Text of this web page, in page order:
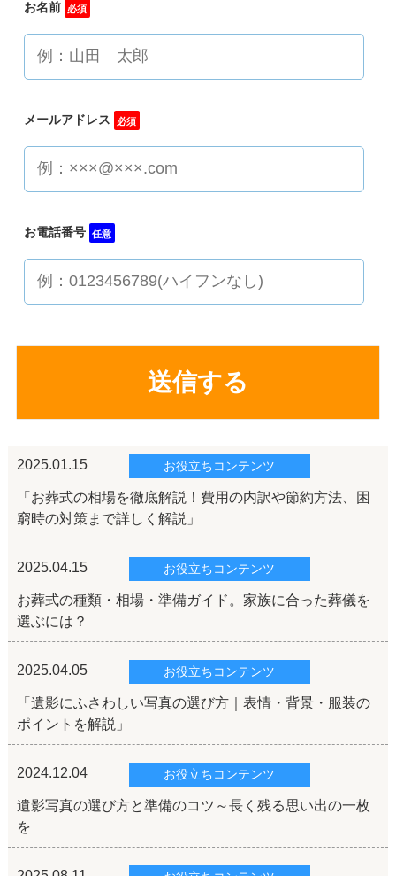
お名前 必須
メールアドレス 必須
お電話番号 任意
2025.01.15 お役立ちコンテンツ
「お葬式の相場を徹底解説！費用の内訳や節約方法、困
窮時の対策まで詳しく解説」
2025.04.15 お役立ちコンテンツ
お葬式の種類・相場・準備ガイド。家族に合った葬儀を
選ぶには？
2025.04.05 お役立ちコンテンツ
「遺影にふさわしい写真の選び方｜表情・背景・服装の
ポイントを解説」
2024.12.04 お役立ちコンテンツ
遺影写真の選び方と準備のコツ～長く残る思い出の一枚
を